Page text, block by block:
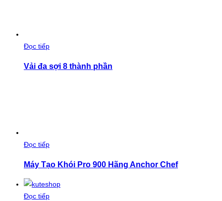
Đọc tiếp
Vải đa sợi 8 thành phần
Đọc tiếp
Máy Tạo Khói Pro 900 Hãng Anchor Chef
Đọc tiếp